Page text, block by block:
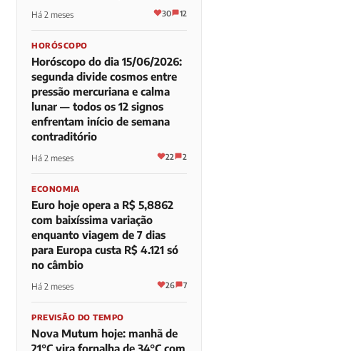
Há 2 meses 30 12
HORÓSCOPO
Horóscopo do dia 15/06/2026:
segunda divide cosmos entre
pressão mercuriana e calma
lunar — todos os 12 signos
enfrentam início de semana
contraditório
Há 2 meses 22 2
ECONOMIA
Euro hoje opera a R$ 5,8862
com baixíssima variação
enquanto viagem de 7 dias
para Europa custa R$ 4.121 só
no câmbio
Há 2 meses 26 7
PREVISÃO DO TEMPO
Nova Mutum hoje: manhã de
21°C vira fornalha de 34°C com